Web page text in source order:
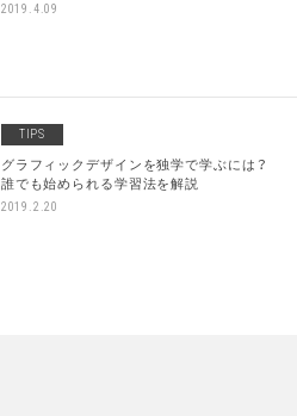
2019.4.09
TIPS
グラフィックデザインを独学で学ぶには？
誰でも始められる学習法を解説
2019.2.20